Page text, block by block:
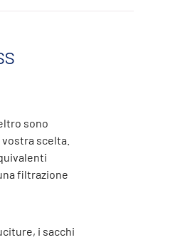
sono
scelta.
filtrazione
i sacchi